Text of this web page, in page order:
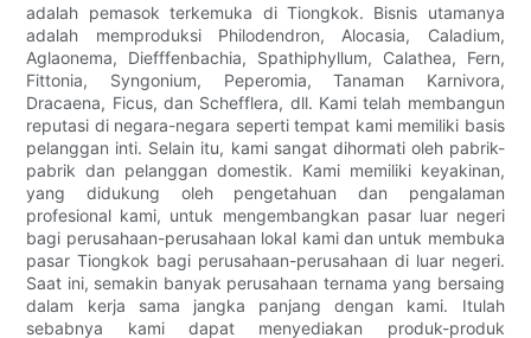
adalah pemasok terkemuka di Tiongkok. Bisnis utamanya
adalah memproduksi Philodendron, Alocasia, Caladium,
Aglaonema, Diefffenbachia, Spathiphyllum, Calathea, Fern,
Fittonia, Syngonium, Peperomia, Tanaman Karnivora,
Dracaena, Ficus, dan Schefflera, dll. Kami telah membangun
reputasi di negara-negara seperti tempat kami memiliki basis
pelanggan inti. Selain itu, kami sangat dihormati oleh pabrik-
pabrik dan pelanggan domestik. Kami memiliki keyakinan,
yang didukung oleh pengetahuan dan pengalaman
profesional kami, untuk mengembangkan pasar luar negeri
bagi perusahaan-perusahaan lokal kami dan untuk membuka
pasar Tiongkok bagi perusahaan-perusahaan di luar negeri.
Saat ini, semakin banyak perusahaan ternama yang bersaing
dalam kerja sama jangka panjang dengan kami. Itulah
sebabnya kami dapat menyediakan produk-produk